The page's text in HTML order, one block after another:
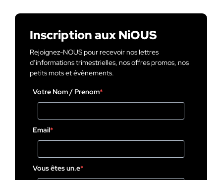
Inscription aux NiOUS
Rejoignez-NOUS pour recevoir nos lettres
d’informations trimestrielles, nos offres promos, nos
petits mots et évènements.
Votre Nom / Prenom
Email
Vous êtes un.e